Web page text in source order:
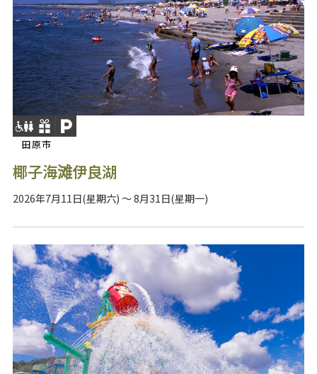
田原市
椰子海滩伊良湖
2026年7月11日(星期六) ～ 8月31日(星期一)